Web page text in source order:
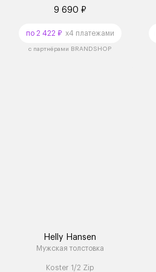
9 690 ₽
по 2 422 ₽x4 платежами
с партнёрами BRANDSHOP
Helly Hansen
Мужская толстовка
Koster 1/2 Zip